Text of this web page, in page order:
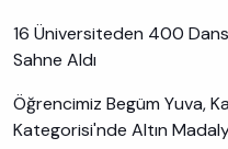
16 Üniversiteden 400
Sahne Aldı
Öğrencimiz Begüm Yuva,
Kategorisi'nde Altın